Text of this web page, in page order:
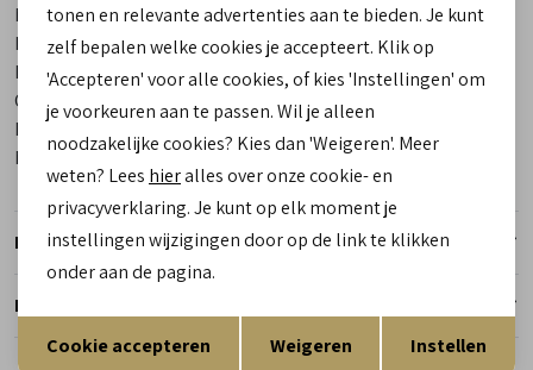
Merk
Berba
Leveranciercode
125-041-00
Bestelcode
00019792-1
Categorie
Hand- en schoudertassen
Kleur
Materiaal buitenkant
Leer
Retourneren
Reserveer en pas in de winkel
Terug Opslaan
tonen en relevante advertenties aan te bieden. Je kunt
zelf bepalen welke cookies je accepteert. Klik op
'Accepteren' voor alle cookies, of kies 'Instellingen' om
je voorkeuren aan te passen. Wil je alleen
noodzakelijke cookies? Kies dan 'Weigeren'. Meer
weten? Lees hieralles over onze cookie- en
privacyverklaring. Je kunt op elk moment je
instellingen wijzigingen door op de link te klikken
onder aan de pagina.
Cookie accepteren Weigeren Instellen